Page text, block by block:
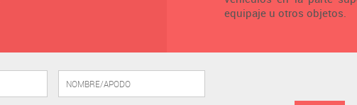
equipaje u otros objetos.